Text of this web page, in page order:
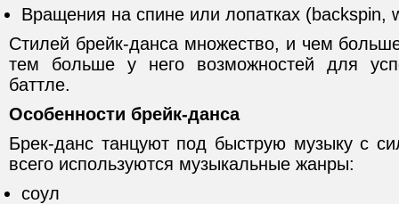
Вращения на спине или лопатках (backspin,
Стилей брейк-данса множество, и чем
тем больше у него возможностей для
баттле.
Особенности брейк-данса
Брек-данс танцуют под быструю музыку с
всего используются музыкальные жанры:
соул